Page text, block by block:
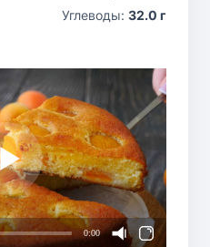
Углеводы: 32.0 г
0:00